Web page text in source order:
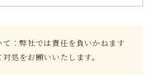
て ：弊社では責任を負いかねます
処をお願いいたします。